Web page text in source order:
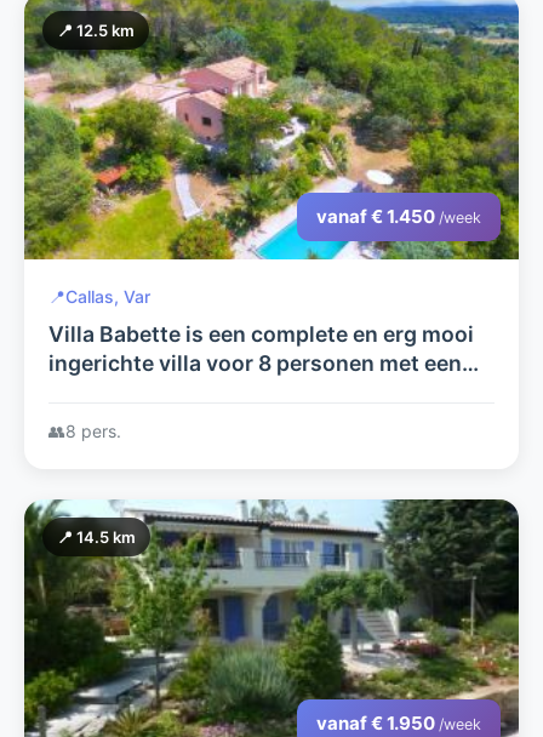
📍 12.5 km
vanaf € 1.450 /week
📍Callas, Var
Villa Babette is een complete en erg mooi
ingerichte villa voor 8 personen met een
eeuwenoude dorpje Callas.
👥8 pers.
📍 14.5 km
vanaf € 1.950 /week